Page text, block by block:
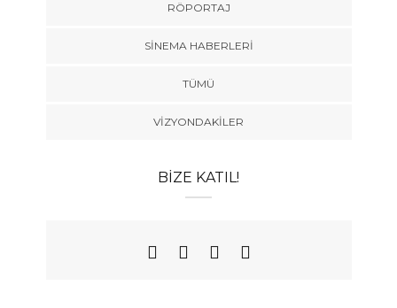
RÖPORTAJ
SINEMA HABERLERI
TÜMÜ
VIZYONDAKILER
BIZE KATIL!